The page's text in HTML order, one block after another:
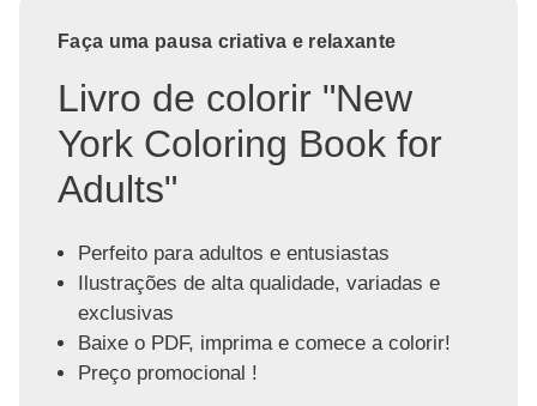
Faça uma pausa criativa e relaxante
Livro de colorir "New
York Coloring Book for
Adults"
Perfeito para adultos e entusiastas
Ilustrações de alta qualidade, variadas e
exclusivas
Baixe o PDF, imprima e comece a colorir!
Preço promocional !